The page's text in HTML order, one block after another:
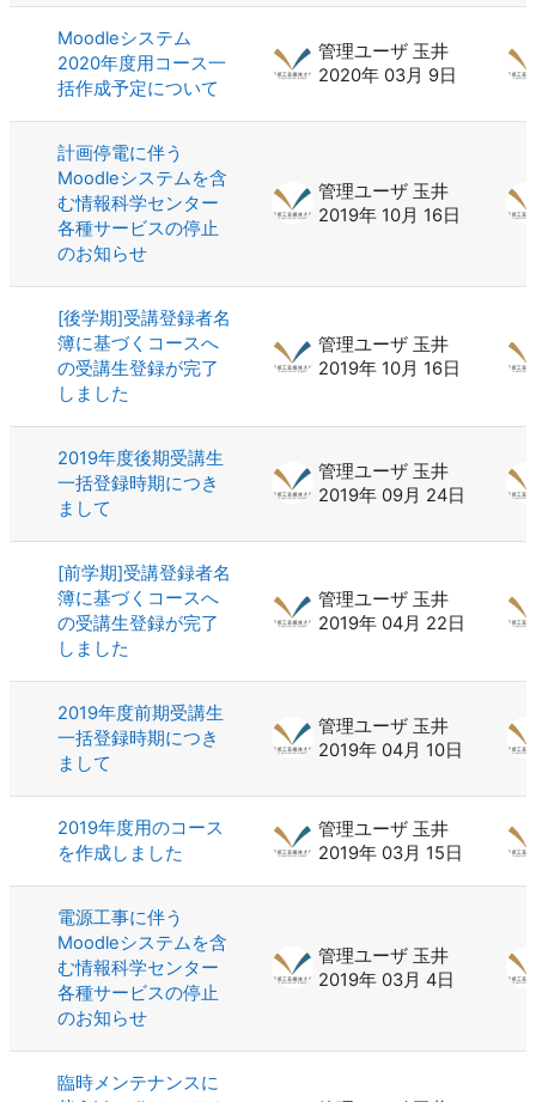
Moodleシステム
2020年度用コース一
括作成予定について
管理ユーザ 玉井
2020年 03月 9日
計画停電に伴う
Moodleシステムを含
む情報科学センター
各種サービスの停止
のお知らせ
管理ユーザ 玉井
2019年 10月 16日
[後学期]受講登録者名
簿に基づくコースへ
の受講生登録が完了
しました
管理ユーザ 玉井
2019年 10月 16日
2019年度後期受講生
一括登録時期につき
まして
管理ユーザ 玉井
2019年 09月 24日
[前学期]受講登録者名
簿に基づくコースへ
の受講生登録が完了
しました
管理ユーザ 玉井
2019年 04月 22日
2019年度前期受講生
一括登録時期につき
まして
管理ユーザ 玉井
2019年 04月 10日
2019年度用のコース
を作成しました
管理ユーザ 玉井
2019年 03月 15日
電源工事に伴う
Moodleシステムを含
む情報科学センター
各種サービスの停止
のお知らせ
管理ユーザ 玉井
2019年 03月 4日
臨時メンテナンスに